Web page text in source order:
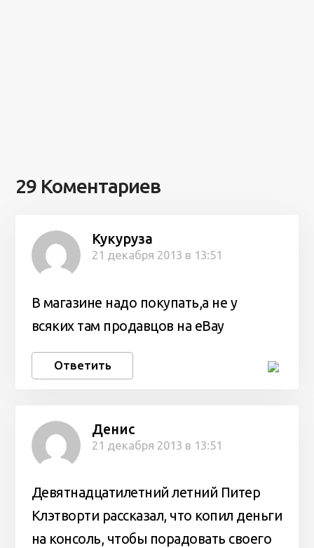
29 Коментариев
Кукуруза
21 декабря 2013 в 13:51
В магазине надо покупать,а не у
всяких там продавцов на eBay
Ответить
Денис
21 декабря 2013 в 13:51
Девятнадцатилетний летний Питер
Клэтворти рассказал, что копил деньги
на консоль, чтобы порадовать своего